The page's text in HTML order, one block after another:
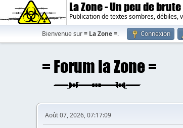
La Zone - Un peu de
Publication de textes sombres, débiles,
Bienvenue sur= La Zone =. Connexion
Août 07, 2026, 07:17:09